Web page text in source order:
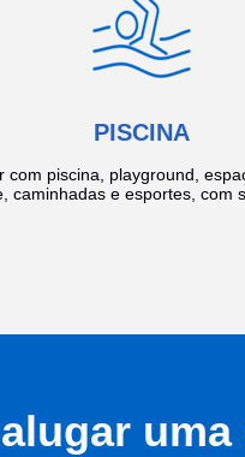
PISCINA
com piscina, playground,
caminhadas e esportes, com